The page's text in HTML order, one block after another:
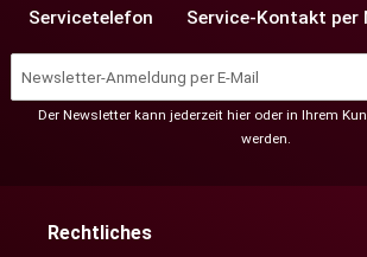
Servicetelefon Service-Kontakt per
Der Newsletter kann jederzeit hier oder in Ihrem
werden.
Rechtliches